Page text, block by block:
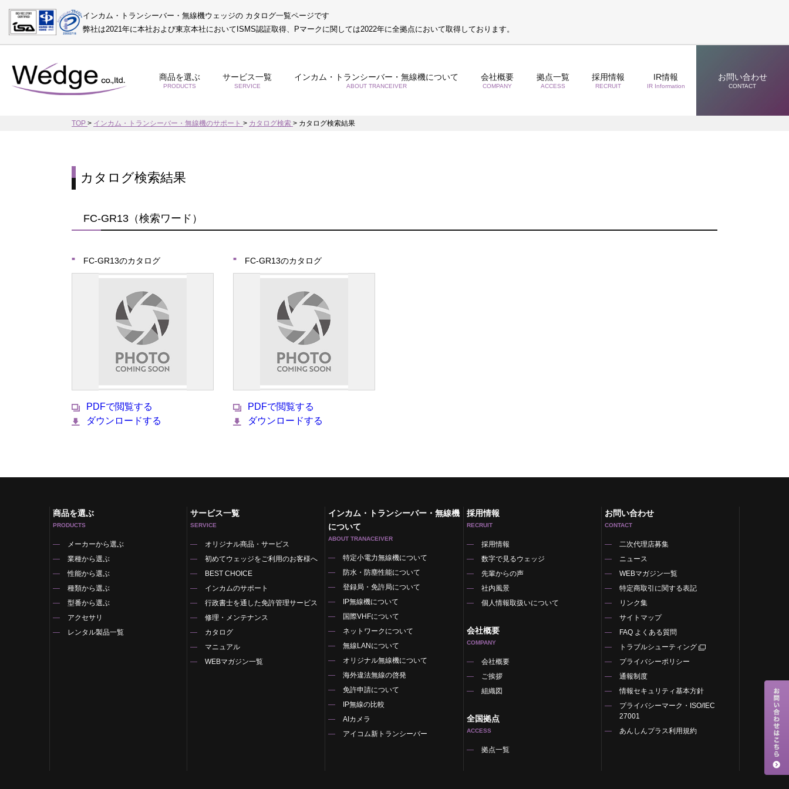
インカム・トランシーバー・無線機ウェッジの カタログ一覧ページです
弊社は2021年に本社および東京本社においてISMS認証取得、Pマークに関しては2022年に全拠点において取得しております。
商品を選ぶ
PRODUCTS
サービス一覧
SERVICE
インカム・トランシーバー・無線機について
ABOUT TRANCEIVER
会社概要
COMPANY
拠点一覧
ACCESS
採用情報
RECRUIT
IR情報
IR Information
お問い合わせ
CONTACT
TOP > インカム・トランシーバー・無線機のサポート > カタログ検索 > カタログ検索結果
カタログ検索結果
FC-GR13（検索ワード）
FC-GR13のカタログ
PDFで閲覧する
ダウンロードする
FC-GR13のカタログ
PDFで閲覧する
ダウンロードする
商品を選ぶ
PRODUCTS
メーカーから選ぶ
業種から選ぶ
性能から選ぶ
種類から選ぶ
型番から選ぶ
アクセサリ
レンタル製品一覧
サービス一覧
SERVICE
オリジナル商品・サービス
初めてウェッジをご利用のお客様へ
BEST CHOICE
インカムのサポート
行政書士を通した免許管理サービス
修理・メンテナンス
カタログ
マニュアル
WEBマガジン一覧
インカム・トランシーバー・無線機
について
ABOUT TRANACEIVER
特定小電力無線機について
防水・防塵性能について
登録局・免許局について
IP無線機について
国際VHFについて
ネットワークについて
無線LANについて
オリジナル無線機について
海外違法無線の啓発
免許申請について
IP無線の比較
AIカメラ
アイコム新トランシーバー
採用情報
RECRUIT
採用情報
数字で見るウェッジ
先輩からの声
社内風景
個人情報取扱いについて
会社概要
COMPANY
会社概要
ご挨拶
組織図
全国拠点
ACCESS
拠点一覧
お問い合わせ
CONTACT
二次代理店募集
ニュース
WEBマガジン一覧
特定商取引に関する表記
リンク集
サイトマップ
FAQ よくある質問
トラブルシューティング
プライバシーポリシー
通報制度
情報セキュリティ基本方針
プライバシーマーク・ISO/IEC
27001
あんしんプラス利用規約